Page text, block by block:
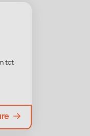
tot